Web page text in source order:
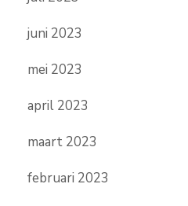
juni 2023
mei 2023
april 2023
maart 2023
februari 2023